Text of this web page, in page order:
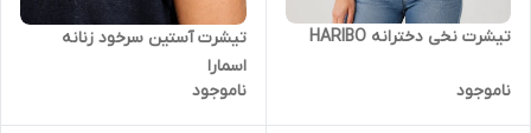
تیشرت نخی دخترانه HARIBO
ناموجود
تیشرت آستین سرخود زنانه
اسمارا
ناموجود